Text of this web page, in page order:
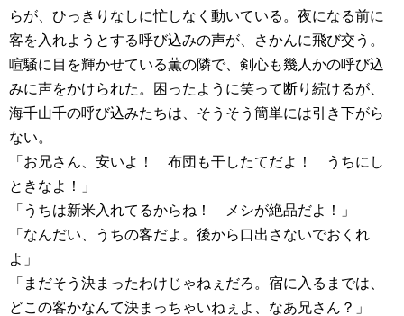
らが、ひっきりなしに忙しなく動いている。夜になる前に
客を入れようとする呼び込みの声が、さかんに飛び交う。
喧騒に目を輝かせている薫の隣で、剣心も幾人かの呼び込
みに声をかけられた。困ったように笑って断り続けるが、
海千山千の呼び込みたちは、そうそう簡単には引き下がら
ない。
「お兄さん、安いよ！ 布団も干したてだよ！ うちにし
ときなよ！」
「うちは新米入れてるからね！ メシが絶品だよ！」
「なんだい、うちの客だよ。後から口出さないでおくれ
よ」
「まだそう決まったわけじゃねぇだろ。宿に入るまでは、
どこの客かなんて決まっちゃいねぇよ、なあ兄さん？」